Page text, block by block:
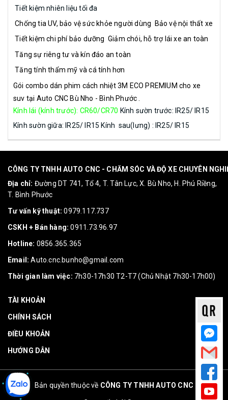
Tiết kiệm nhiên liệu tối đa
Chống tia UV, bảo vệ sức khỏe người dùng
Bảo vệ nội thất xe
Tiết kiệm chi phí bảo dưỡng Giảm chói, hỗ trợ lái xe an toàn
Tăng sự riêng tư và kín đáo an toàn
Tăng tính thẩm mỹ và cá tính hơn
Gói combo dán phim cách nhiệt 3M ECO PREMIUM cho xe
suv tại Auto CNC Bù Nho - Bình Phước .
Kính lái (kính trước): CR60/CR70 Kính sườn trước: IR25/ IR15
Kính sườn giữa: IR25/ IR15 Kính sau(lưng) : IR25/ IR15
CÔNG TY TNHH AUTO CNC - CHĂM SÓC VÀ ĐỘ XE CHUYÊN
Địa chỉ: Đường DT 741, Tổ 4, T. Tân Lực, X. Bù Nho, H. Phú Riềng,
T. Bình Phước
Tư vấn kỹ thuật: 0979.117.737
CSKH + Bán hàng: 0911.73.96.97
Hotline: 0856.365.365
Email: Auto.cnc.bunho@gmail.com
Thời gian làm việc: 7h30-17h30 T2-T7 (Chủ Nhật 7h30-17h00)
TÀI KHOẢN
CHÍNH SÁCH
ĐIỀU KHOẢN
HƯỚNG DẪN
Bản quyền thuộc về CÔNG TY TNHH AUTO CNC